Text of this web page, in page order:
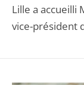
Lille a accueilli
vice-président